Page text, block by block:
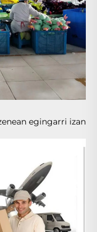
egingarri izan